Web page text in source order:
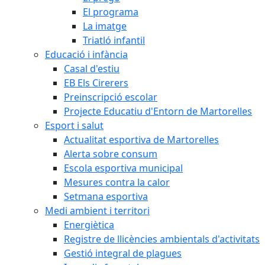
El programa
La imatge
Triatló infantil
Educació i infància
Casal d'estiu
EB Els Cirerers
Preinscripció escolar
Projecte Educatiu d'Entorn de Martorelles
Esport i salut
Actualitat esportiva de Martorelles
Alerta sobre consum
Escola esportiva municipal
Mesures contra la calor
Setmana esportiva
Medi ambient i territori
Energiètica
Registre de llicències ambientals d'activitats
Gestió integral de plagues